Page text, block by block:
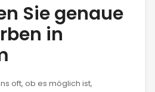
Sie genaue
in
oft, ob es möglich ist,